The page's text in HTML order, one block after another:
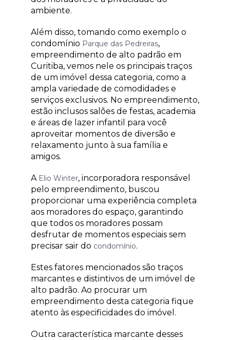
ambiente.
Além disso, tomando como exemplo o
condomínio Parque das Pedreiras,
empreendimento de alto padrão em
Curitiba, vemos nele os principais traços
de um imóvel dessa categoria, como a
ampla variedade de comodidades e
serviços exclusivos. No empreendimento,
estão inclusos salões de festas, academia
e áreas de lazer infantil para você
aproveitar momentos de diversão e
relaxamento junto à sua família e
amigos.
A Elio Winter, incorporadora responsável
pelo empreendimento, buscou
proporcionar uma experiência completa
aos moradores do espaço, garantindo
que todos os moradores possam
desfrutar de momentos especiais sem
precisar sair do condomínio.
Estes fatores mencionados são traços
marcantes e distintivos de um imóvel de
alto padrão. Ao procurar um
empreendimento desta categoria fique
atento às especificidades do imóvel.
Outra característica marcante desses